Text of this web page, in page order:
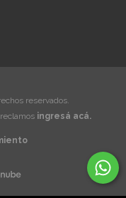
reservados.
ingresá acá.